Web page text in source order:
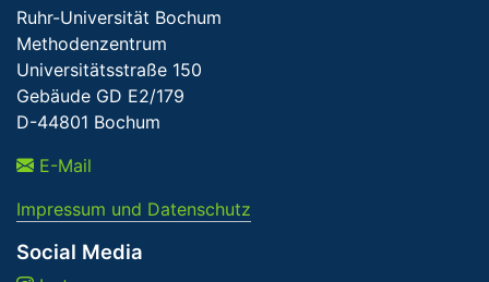
Ruhr-Universität Bochum
Methodenzentrum
Universitätsstraße 150
Gebäude GD E2/179
D-44801 Bochum
E-Mail
Impressum und Datenschutz
Social Media